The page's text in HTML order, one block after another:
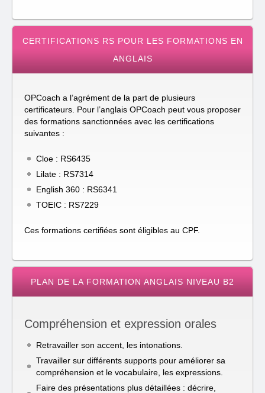
CERTIFICATIONS RS POUR LES FORMATIONS EN
ANGLAIS
OPCoach a l’agrément de la part de plusieurs
certificateurs. Pour l’anglais OPCoach peut vous proposer
des formations sanctionnées avec les certifications
suivantes :
Cloe : RS6435
Lilate : RS7314
English 360 : RS6341
TOEIC : RS7229
Ces formations certifiées sont éligibles au CPF.
PLAN DE LA FORMATION ANGLAIS NIVEAU B2
Compréhension et expression orales
Retravailler son accent, les intonations.
Travailler sur différents supports pour améliorer sa
compréhension et le vocabulaire, les expressions.
Faire des présentations plus détaillées : décrire,